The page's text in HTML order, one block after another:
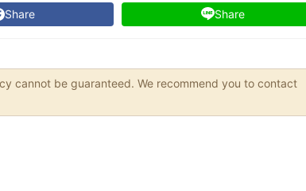
Share Share
cannot be guaranteed. We recommend you to contact